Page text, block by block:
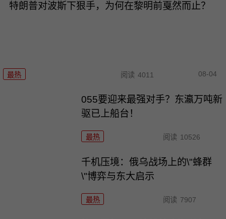
特朗普对波斯下狠手，为何在黎明前戛然而止？
最热 阅读 4011 08-04
055要迎来最强对手？东瀛万吨新
驱已上船台！
最热 阅读 10526
千机压境：俄乌战场上的\"蜂群
\"博弈与东大启示
最热 阅读 7907